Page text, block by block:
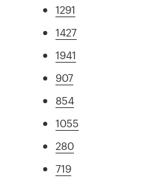
1291
1427
1941
907
854
1055
280
719